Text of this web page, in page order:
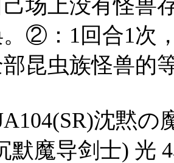
场上没有怪兽
②：1回合1次
部昆虫族怪兽的
沈黙
默魔导剑士) 光